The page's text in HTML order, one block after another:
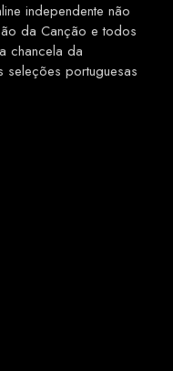
independente não
da Canção e todos
chancela da
seleções portuguesas